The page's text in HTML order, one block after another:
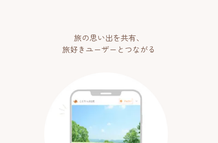
旅の思い出を共有、
旅好きユーザーとつながる